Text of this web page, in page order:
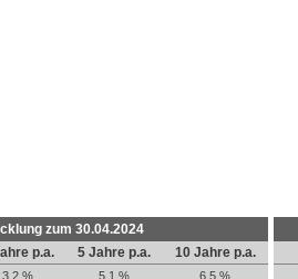
zum 30.04.2024
p.a. 5 Jahre p.a. 10 Jahre p.a.
3,2 % 5,1 % 6,5 %